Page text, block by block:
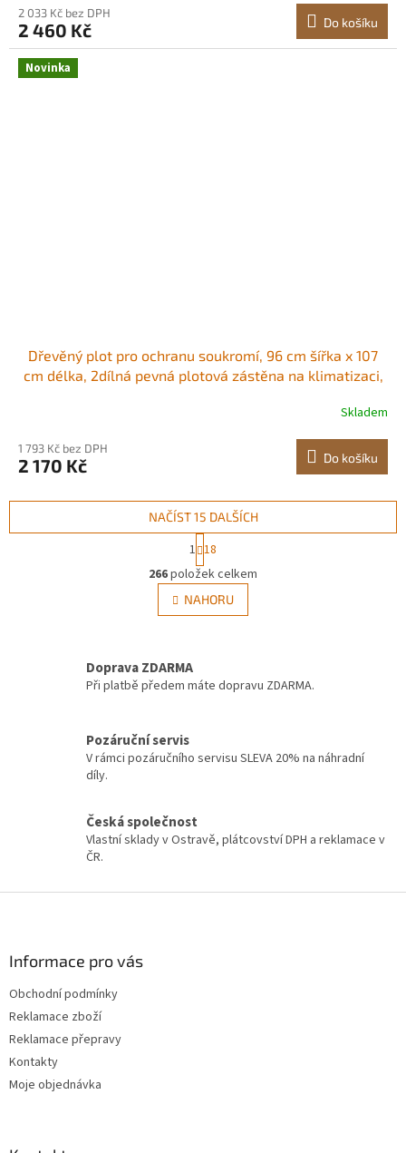
2 033 Kč bez DPH
2 460 Kč Do košíku
Novinka
Dřevěný plot pro ochranu soukromí, 96 cm šířka x 107
cm délka, 2dílná pevná plotová zástěna na klimatizaci,
instalace svépomocí, venkovní kryt na odpadkový koš
pro zahradní dekoraci Funkční
Skladem
1 793 Kč bez DPH
2 170 Kč Do košíku
O
v
l
á
í
k
i
NAČÍST 15 DALŠÍCH
t
r
á
n
k
n
í
1 18
266položek celkem
NAHORU
Doprava ZDARMA
Při platbě předem máte dopravu ZDARMA.
Pozáruční servis
V rámci pozáručního servisu SLEVA 20% na náhradní
díly.
Česká společnost
Vlastní sklady v Ostravě, plátcovství DPH a reklamace v
ČR.
Informace pro vás
Obchodní podmínky
Reklamace zboží
Reklamace přepravy
Kontakty
Moje objednávka